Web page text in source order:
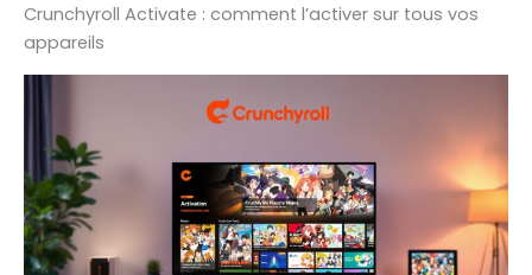
Crunchyroll Activate : comment l’activer sur tous vos
appareils